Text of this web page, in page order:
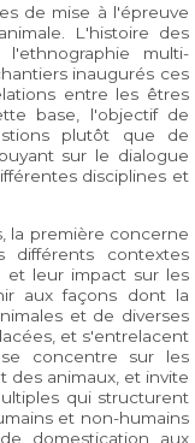
de mise à l'épreuve
L'histoire des
l'ethnographie multi-
inaugurés ces
entre les êtres
base, l'objectif de
plutôt que de
sur le dialogue
disciplines et
la première concerne
différents contextes
et leur impact sur les
aux façons dont la
et de diverses
et s'entrelacent
concentre sur les
animaux, et invite
qui structurent
et non-humains
domestication aux